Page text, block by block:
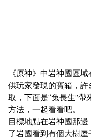
《原神》中岩神國區
供玩家發現的寶箱，
取，下面是“兔長生”
方法，一起看看吧。
目標地點在岩神國那
了岩國看到有個大樹